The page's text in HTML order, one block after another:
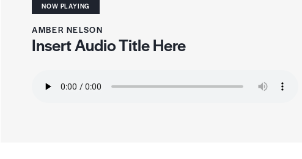
NOW PLAYING
AMBER NELSON
Insert Audio Title Here